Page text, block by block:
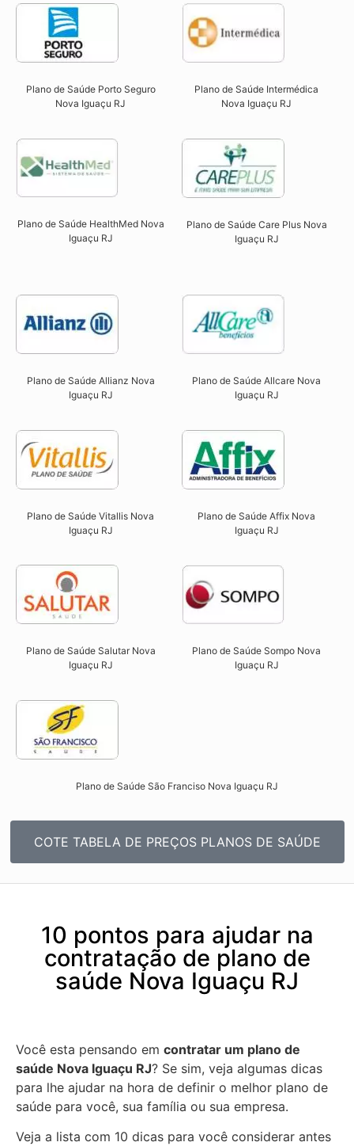
Plano de Saúde Porto Seguro
Nova Iguaçu RJ​
Plano de Saúde Intermédica
Nova Iguaçu RJ​
Plano de Saúde HealthMed Nova
Iguaçu RJ
Plano de Saúde Care Plus Nova
Iguaçu RJ​
Plano de Saúde Allianz Nova
Iguaçu RJ​
Plano de Saúde Allcare Nova
Iguaçu RJ​
Plano de Saúde Vitallis Nova
Iguaçu RJ​
Plano de Saúde Affix Nova
Iguaçu RJ​
Plano de Saúde Salutar Nova
Iguaçu RJ​
Plano de Saúde Sompo Nova
Iguaçu RJ​
Plano de Saúde São Franciso Nova Iguaçu RJ​
COTE TABELA DE PREÇOS PLANOS DE SAÚDE
10 pontos para ajudar na
contratação de plano de
saúde Nova Iguaçu RJ
Você esta pensando em contratar um plano de
saúde Nova Iguaçu RJ? Se sim, veja algumas dicas
para lhe ajudar na hora de definir o melhor plano de
saúde para você, sua família ou sua empresa.
Veja a lista com 10 dicas para você considerar antes